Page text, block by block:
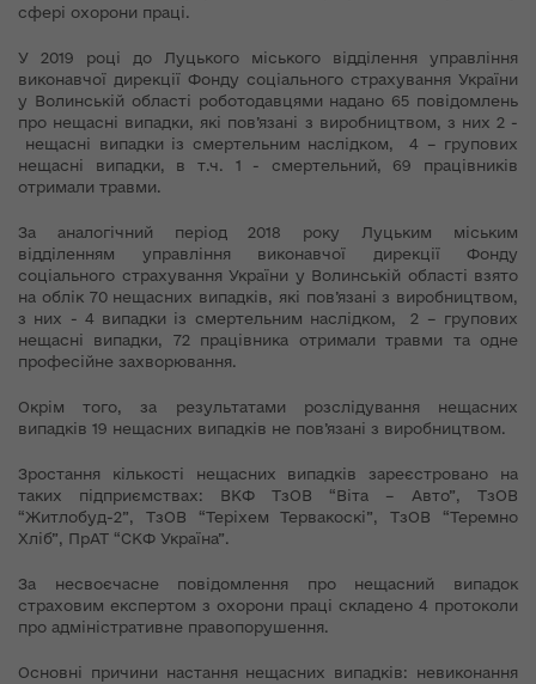
сфері охорони праці.
У 2019 році до Луцького міського відділення управління
виконавчої дирекції Фонду соціального страхування України
у Волинській області роботодавцями надано 65 повідомлень
про нещасні випадки, які пов’язані з виробництвом, з них 2 -
нещасні випадки із смертельним наслідком, 4 – групових
нещасні випадки, в т.ч. 1 - смертельний, 69 працівників
отримали травми.
За аналогічний період 2018 року Луцьким міським
відділенням управління виконавчої дирекції Фонду
соціального страхування України у Волинській області взято
на облік 70 нещасних випадків, які пов’язані з виробництвом,
з них - 4 випадки із смертельним наслідком, 2 – групових
нещасні випадки, 72 працівника отримали травми та одне
професійне захворювання.
Окрім того, за результатами розслідування нещасних
випадків 19 нещасних випадків не пов’язані з виробництвом.
Зростання кількості нещасних випадків зареєстровано на
таких підприємствах: ВКФ ТзОВ “Віта – Авто”, ТзОВ
“Житлобуд-2”, ТзОВ “Теріхем Тервакоскі”, ТзОВ “Теремно
Хліб”, ПрАТ “СКФ Україна”.
За несвоєчасне повідомлення про нещасний випадок
страховим експертом з охорони праці складено 4 протоколи
про адміністративне правопорушення.
Основні причини настання нещасних випадків: невиконання